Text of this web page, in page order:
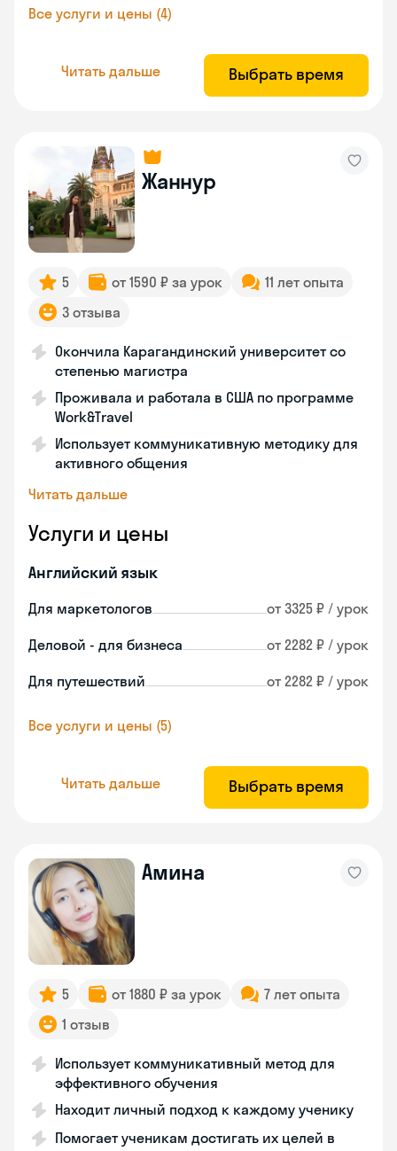
Все услуги и цены (4)
Читать дальше Выбрать время
Жаннур
5 от 1590 ₽ за урок
11 лет опыта
3 отзыва
Окончила Карагандинский университет со
степенью магистра
Проживала и работала в США по программе
Work&Travel
Использует коммуникативную методику для
активного общения
Читать дальше
Услуги и цены
Английский язык
Для маркетологов от 3325 ₽ / урок
Деловой - для бизнеса от 2282 ₽ / урок
Для путешествий от 2282 ₽ / урок
Все услуги и цены (5)
Читать дальше Выбрать время
Амина
5 от 1880 ₽ за урок
7 лет опыта
1 отзыв
Использует коммуникативный метод для
эффективного обучения
Находит личный подход к каждому ученику
Помогает ученикам достигать их целей в